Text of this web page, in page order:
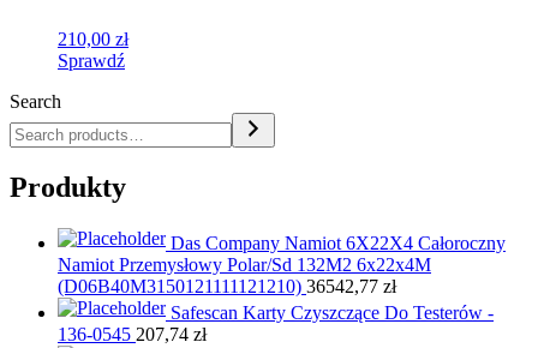
210,00 zł
Sprawdź
Search
Produkty
Das Company Namiot 6X22X4 Całoroczny
Namiot Przemysłowy Polar/Sd 132M2 6x22x4M
(D06B40M3150121111121210) 36542,77 zł
Safescan Karty Czyszczące Do Testerów -
136-0545 207,74 zł